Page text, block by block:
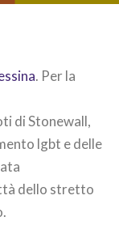
. Per la
di Stonewall,
lgbt e delle
dello stretto